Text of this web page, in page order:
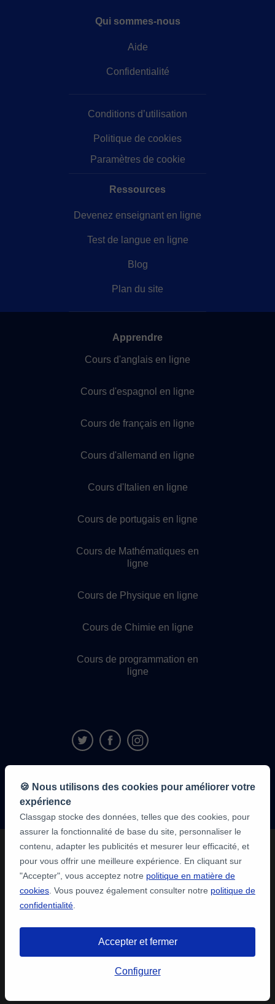
Qui sommes-nous
Aide
Confidentialité
Conditions d’utilisation
Politique de cookies
Paramètres de cookie
Ressources
Devenez enseignant en ligne
Test de langue en ligne
Blog
Plan du site
Apprendre
Cours d'anglais en ligne
Cours d'espagnol en ligne
Cours de français en ligne
Cours d'allemand en ligne
Cours d'Italien en ligne
Cours de portugais en ligne
Cours de Mathématiques en
ligne
Cours de Physique en ligne
Cours de Chimie en ligne
Cours de programmation en
ligne
9,6/10
avis
🍪 Nous utilisons des cookies pour améliorer votre
expérience
Classgap stocke des données, telles que des cookies, pour
assurer la fonctionnalité de base du site, personnaliser le
contenu, adapter les publicités et mesurer leur efficacité, et
pour vous offrir une meilleure expérience. En cliquant sur
"Accepter", vous acceptez notre politique en matière de
cookies . Vous pouvez également consulter notre politique de
confidentialité
Accepter et fermer
Configurer